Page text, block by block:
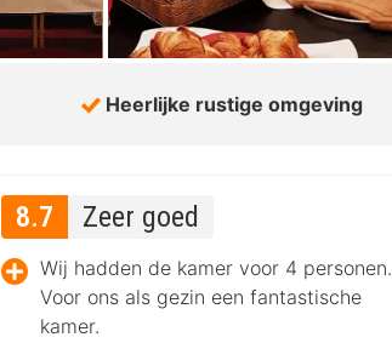
Heerlijke rustige omgeving
8.7 Zeer goed
Wij hadden de kamer voor 4 personen.
Voor ons als gezin een fantastische
kamer.